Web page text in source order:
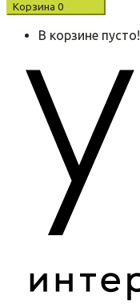
Корзина 0
В корзине пусто!